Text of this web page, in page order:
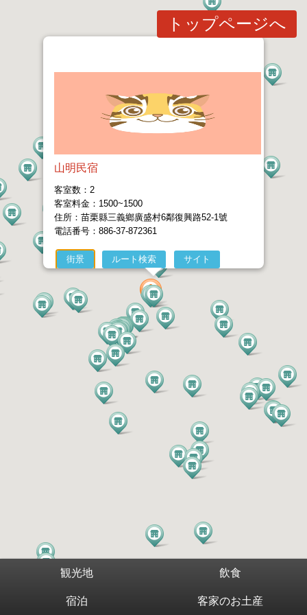
観光地 飲食
宿泊 客家のお土産
トップページへ
山明民宿
客室数：2
客室料金：1500~1500
住所：苗栗縣三義鄉廣盛村6鄰復興路52-1號
電話番号：886-37-872361
街景 ルート検索 サイト